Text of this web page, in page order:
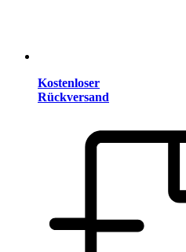
Kostenloser
Rückversand